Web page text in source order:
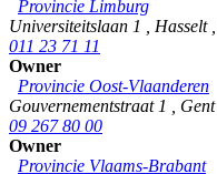
Provincie Limburg
Universiteitslaan 1
Hasselt
011 23 71 11
Owner
Provincie Oost-Vlaanderen
Gouvernementstraat 1
Gent
09 267 80 00
Owner
Provincie Vlaams-Brabant